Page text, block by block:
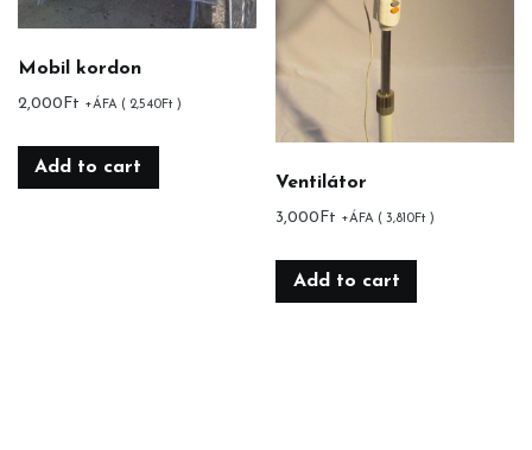
Mobil kordon
2,000 Ft +ÁFA ( 2,540Ft )
Add to cart
Ventilátor
3,000 Ft +ÁFA (3,810Ft )
Add to cart